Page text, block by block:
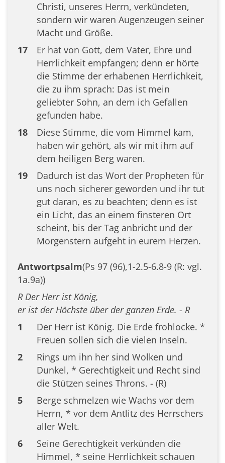
Christi, unseres Herrn, verkündeten,
sondern wir waren Augenzeugen seiner
Macht und Größe.
17
Er hat von Gott, dem Vater, Ehre und
Herrlichkeit empfangen; denn er hörte
die Stimme der erhabenen Herrlichkeit,
die zu ihm sprach: Das ist mein
geliebter Sohn, an dem ich Gefallen
gefunden habe.
18
Diese Stimme, die vom Himmel kam,
haben wir gehört, als wir mit ihm auf
dem heiligen Berg waren.
19
Dadurch ist das Wort der Propheten für
uns noch sicherer geworden und ihr tut
gut daran, es zu beachten; denn es ist
ein Licht, das an einem finsteren Ort
scheint, bis der Tag anbricht und der
Morgenstern aufgeht in eurem Herzen.
Antwortpsalm(Ps 97 (96),1-2.5-6.8-9 (R: vgl.
1a.9a))
R Der Herr ist König,
er ist der Höchste über der ganzen Erde. - R
1
Der Herr ist König. Die Erde frohlocke. *
Freuen sollen sich die vielen Inseln.
2
Rings um ihn her sind Wolken und
Dunkel, * Gerechtigkeit und Recht sind
die Stützen seines Throns. - (R)
5
Berge schmelzen wie Wachs vor dem
Herrn, * vor dem Antlitz des Herrschers
aller Welt.
6
Seine Gerechtigkeit verkünden die
Himmel, * seine Herrlichkeit schauen